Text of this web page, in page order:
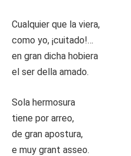
Cualquier que la viera,
como yo, ¡cuitado!…
en gran dicha hobiera
el ser della amado.
Sola hermosura
tiene por arreo,
de gran apostura,
e muy grant asseo.